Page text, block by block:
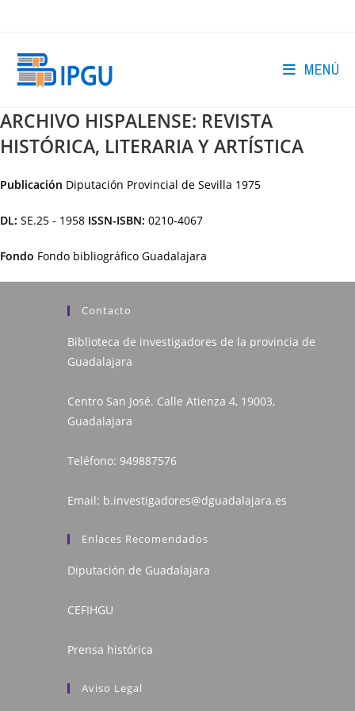
MENÚ
ARCHIVO HISPALENSE: REVISTA
HISTÓRICA, LITERARIA Y ARTÍSTICA
Publicación Diputación Provincial de Sevilla 1975
DL: SE.25 - 1958 ISSN-ISBN: 0210-4067
Fondo Fondo bibliográfico Guadalajara
Contacto
Biblioteca de investigadores de la provincia de
Guadalajara
Centro San José. Calle Atienza 4, 19003,
Guadalajara
Teléfono: 949887576
Email: b.investigadores@dguadalajara.es
Enlaces Recomendados
Diputación de Guadalajara
CEFIHGU
Prensa histórica
Aviso Legal